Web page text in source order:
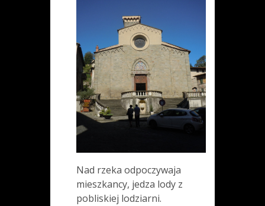
Nad rzeka odpoczywaja
mieszkancy, jedza lody z
pobliskiej lodziarni.